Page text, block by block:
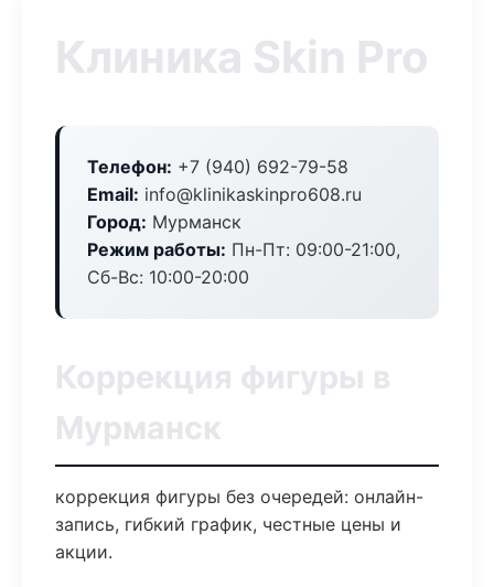
Клиника Skin Pro
Телефон: +7 (940) 692-79-58
Email: info@klinikaskinpro608.ru
Город: Мурманск
Режим работы: Пн-Пт: 09:00-21:00,
Сб-Вс: 10:00-20:00
Коррекция фигуры в
Мурманск
коррекция фигуры без очередей: онлайн-
запись, гибкий график, честные цены и
акции.